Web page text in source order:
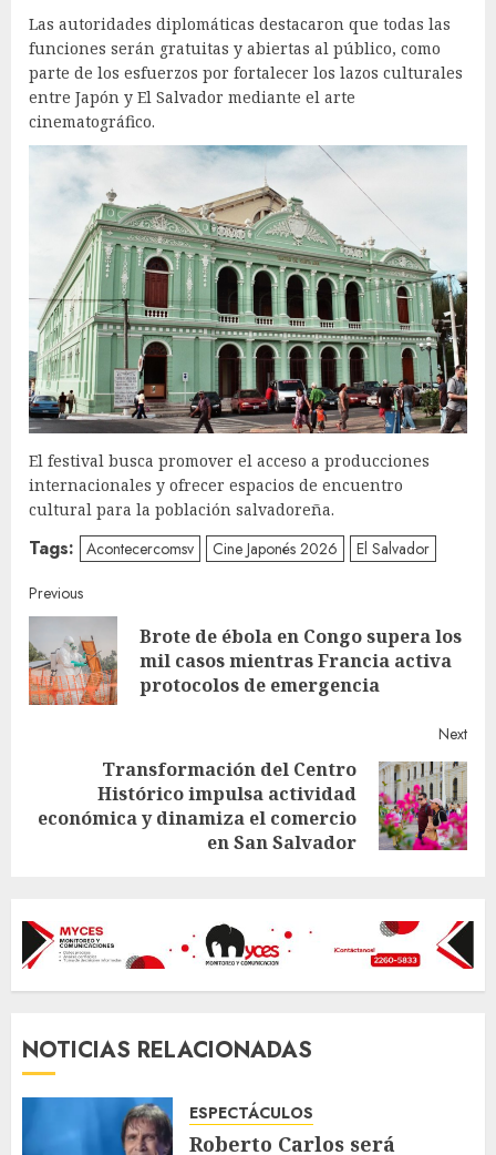
Las autoridades diplomáticas destacaron que todas las
funciones serán gratuitas y abiertas al público, como
parte de los esfuerzos por fortalecer los lazos culturales
entre Japón y El Salvador mediante el arte
cinematográfico.
El festival busca promover el acceso a producciones
internacionales y ofrecer espacios de encuentro
cultural para la población salvadoreña.
Tags: Acontecercomsv Cine Japonés 2026 El Salvador
Continue
Reading
Previous
Brote de ébola en Congo supera los
mil casos mientras Francia activa
protocolos de emergencia
Next
post:
Transformación del Centro
Histórico impulsa actividad
económica y dinamiza el comercio
en San Salvador
NOTICIAS RELACIONADAS
ESPECTÁCULOS
Roberto Carlos será